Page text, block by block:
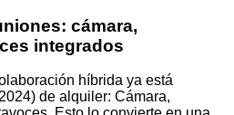
cámara,
integrados
híbrida ya está
de alquiler: Cámara,